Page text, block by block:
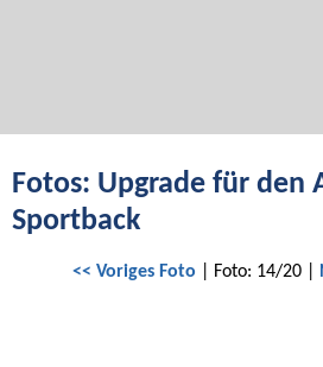
Fotos: Upgrade für den
Sportback
<< Voriges Foto | Foto: 14/20 |